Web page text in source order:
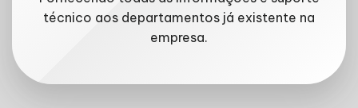
técnico aos departamentos já existente na
empresa.